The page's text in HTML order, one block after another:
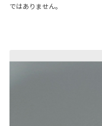
ではありません。